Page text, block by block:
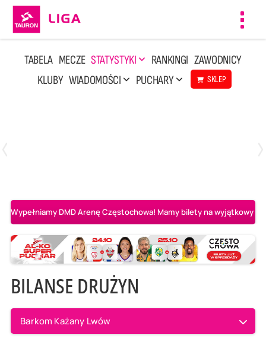
TABELA MECZE STATYSTYKI RANKINGI ZAWODNICY
KLUBY WIADOMOŚCI PUCHARY SKLEP
Wypełniamy DMD Arenę Częstochowa! Mamy bilety na wyjątkowy
BILANSE DRUŻYN
Barkom Każany Lwów